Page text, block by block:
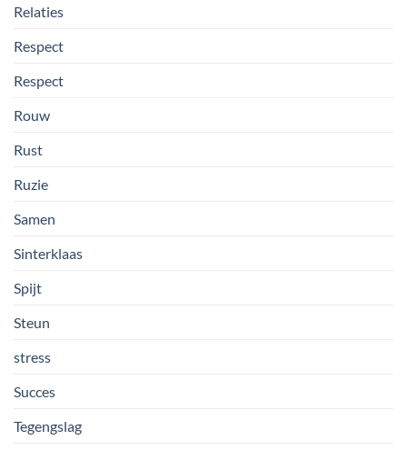
Relaties
Respect
Respect
Rouw
Rust
Ruzie
Samen
Sinterklaas
Spijt
Steun
stress
Succes
Tegengslag